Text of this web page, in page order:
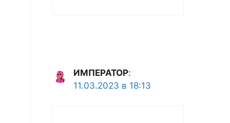
ИМПЕРАТОР:
11.03.2023 в 18:13